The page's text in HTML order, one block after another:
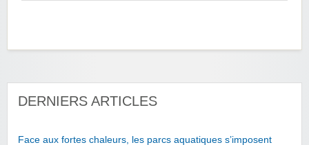
DERNIERS ARTICLES
Face aux fortes chaleurs, les parcs aquatiques s’imposent